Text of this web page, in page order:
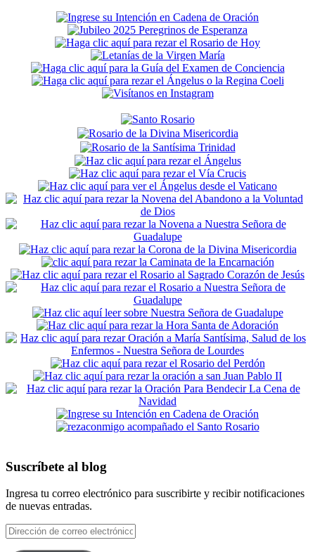
Secondary
Sidebar
Suscríbete al blog
Ingresa tu correo electrónico para suscribirte y recibir notificaciones
de nuevas entradas.
Dirección
de